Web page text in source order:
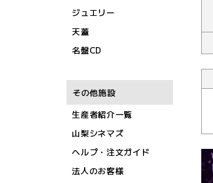
ジュエリー
天蓋
名盤CD
その他施設
生産者紹介一覧
山梨シネマズ
ヘルプ・注文ガイド
法人のお客様